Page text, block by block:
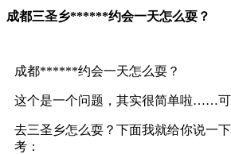
成都三圣乡******约会一天怎么耍？
成都******约会一天怎么耍？
这个是一个问题，其实很简单啦……可
去三圣乡怎么耍？下面我就给你说一
考：